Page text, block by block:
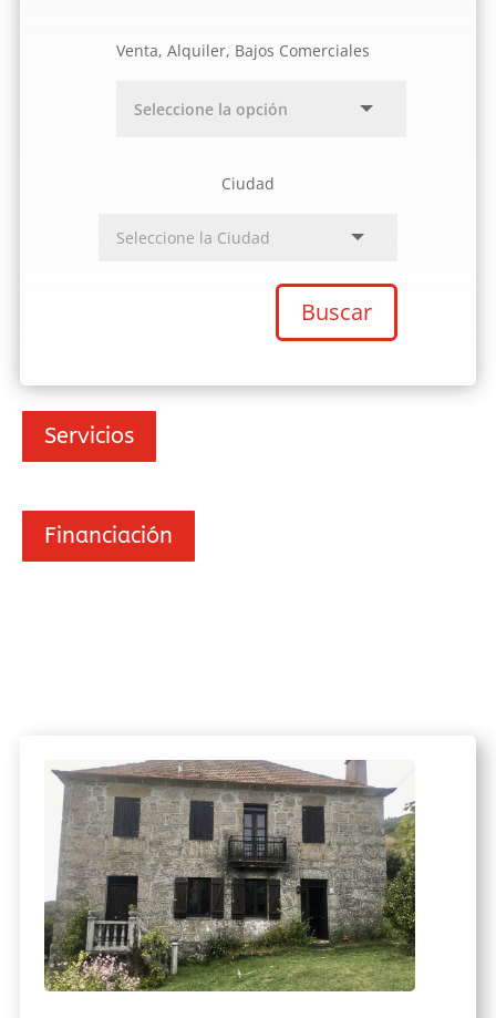
Venta, Alquiler, Bajos Comerciales
Ciudad
Buscar
Servicios
Financiación